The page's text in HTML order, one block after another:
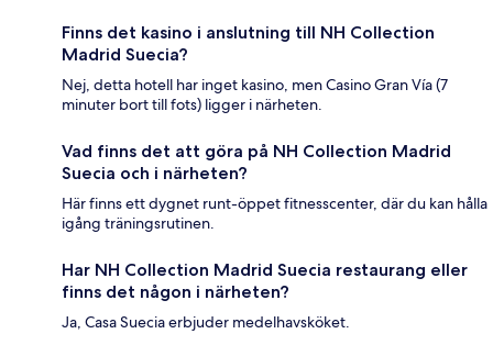
Finns det kasino i anslutning till NH Collection
Madrid Suecia?
Nej, detta hotell har inget kasino, men Casino Gran Vía (7
minuter bort till fots) ligger i närheten.
Vad finns det att göra på NH Collection Madrid
Suecia och i närheten?
Här finns ett dygnet runt-öppet fitnesscenter, där du kan hålla
igång träningsrutinen.
Har NH Collection Madrid Suecia restaurang eller
finns det någon i närheten?
Ja, Casa Suecia erbjuder medelhavsköket.